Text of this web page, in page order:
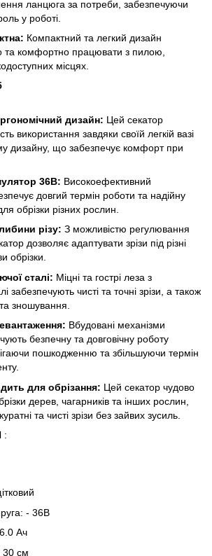
ланцюга за потреби, забезпечуючи
у роботі.
Компактний та легкий дизайн
та комфортно працювати з пилою,
місцях.
дизайн: Цей секатор
використання завдяки своїй легкій вазі
дизайну, що забезпечує комфорт при
36В: Високоефективний
довгий термін роботи та надійну
обрізки різних рослин.
різу: З можливістю регулювання
дозволяє адаптувати зрізи під різні
обрізки.
сталі: Міцні та гострі леза з
забезпечують чисті та точні зрізи, а також
та зношування.
Вбудовані механізми
безпечну та довговічну роботу
пошкодженню та збільшуючи термін
для обрізання: Цей секатор чудово
дерев, чагарників та інших рослин,
та чисті зрізи без зайвих зусиль.
:
- 36В
Ач
30 см